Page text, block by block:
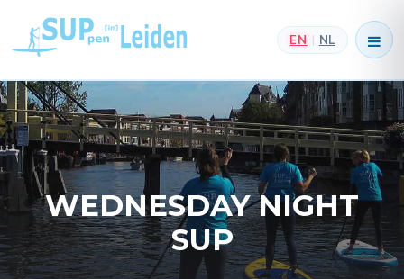
EN | NL
WEDNESDAY NIGHT
SUP